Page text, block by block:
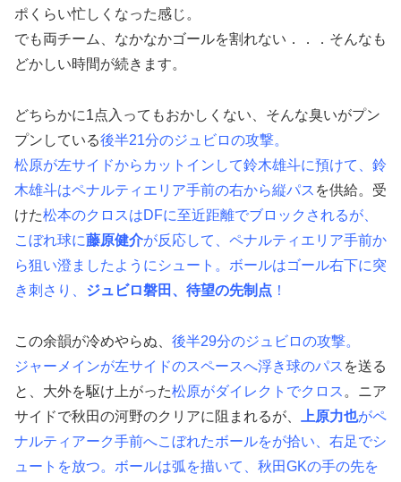
ポくらい忙しくなった感じ。
でも両チーム、なかなかゴールを割れない．．．そんなも
どかしい時間が続きます。
どちらかに1点入ってもおかしくない、そんな臭いがプン
プンしている後半21分のジュビロの攻撃。
松原が左サイドからカットインして鈴木雄斗に預けて、鈴
木雄斗はペナルティエリア手前の右から縦パス を供給。受
けた松本のクロスはDFに至近距離でブロックされるが、
こぼれ球に藤原健介が反応して、ペナルティエリア手前か
ら狙い澄ましたようにシュート。ボールはゴール右下に突
き刺さり、 ジュビロ磐田、待望の先制点 ！
この余韻が冷めやらぬ、 後半29分のジュビロの攻撃。
ジャーメインが左サイドのスペースへ浮き球のパス を送る
と、大外を駆け上がった松原がダイレクトでクロス 。ニア
サイドで秋田の河野のクリアに阻まれるが、
上原力也がペ
ナルティアーク手前へこぼれたボールをが拾い、右足でシ
ュートを放つ。ボールは弧を描いて、秋田GKの手の先を